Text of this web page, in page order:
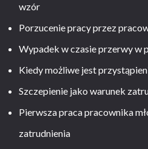
wzór
Porzucenie pracy przez
Wypadek w czasie przerwy w
Kiedy możliwe jest
Szczepienie jako warunek
Pierwsza praca pracownika
zatrudnienia